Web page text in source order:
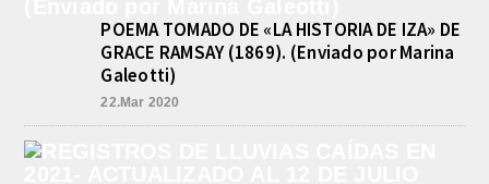
“Padre Luis Troiano” brindó a la
prensa los detalles del gran festejo
del...
POEMA TOMADO DE «LA HISTORIA DE IZA» DE
GRACE RAMSAY (1869). (Enviado por Marina
Galeotti)
22.Mar 2020